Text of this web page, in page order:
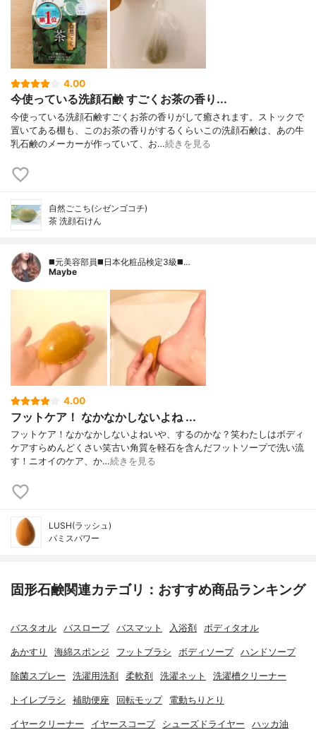
4.00
今使っている洗顔石鹸 すごくお茶の香り...
今使っている洗顔石鹸すごくお茶の香りがして癒されます。ストックで
置いてある棚も、このお茶の香りがするくらいこの洗顔石鹸は、あの牛
乳石鹸のメーカーが作っていて、お…続きを見る
自然ごこち(シゼンゴコチ)
茶 洗顔石けん
◼️元美容部員◼️日本化粧品検定3級◼️…
Maybe
4.00
フットケア！ なかなかしないよね ...
フットケア！なかなかしないよねいや、するのかな？笑わたしはボディ
ケアすらめんどくさい笑古い角質を軽石を含んだフットソープで洗い流
す！ニオイのケア、か…続きを見る
LUSH(ラッシュ)
パミスパワー
固形石鹸関連カテゴリ：おすすめ商品ランキング
バスタオル バスローブ バスマット 入浴剤 ボディタオル
あかすり 海綿スポンジ フットブラシ ボディソープ ハンドソープ
除菌スプレー 洗濯用洗剤 柔軟剤 洗濯ネット 洗濯槽クリーナー
トイレブラシ 補助便座 回転モップ 電動ちりとり
イヤークリーナー イヤースコープ シューズドライヤー ハッカ油